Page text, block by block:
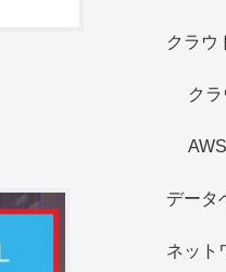
クラウ
ク
AWS
データ
ネット